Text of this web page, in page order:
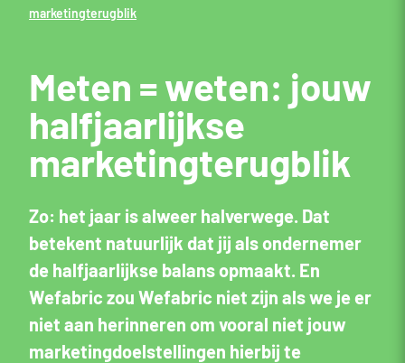
Meten = weten: jouw
halfjaarlijkse
marketingterugblik
Zo: het jaar is alweer halverwege. Dat
betekent natuurlijk dat jij als ondernemer
de halfjaarlijkse balans opmaakt. En
Wefabric zou Wefabric niet zijn als we je er
niet aan herinneren om vooral niet jouw
marketingdoelstellingen hierbij te
marketingterugblik